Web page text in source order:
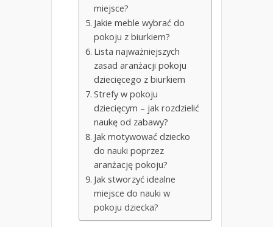
miejsce?
Jakie meble wybrać do
pokoju z biurkiem?
Lista najważniejszych
zasad aranżacji pokoju
dziecięcego z biurkiem
Strefy w pokoju
dziecięcym – jak rozdzielić
naukę od zabawy?
Jak motywować dziecko
do nauki poprzez
aranżację pokoju?
Jak stworzyć idealne
miejsce do nauki w
pokoju dziecka?